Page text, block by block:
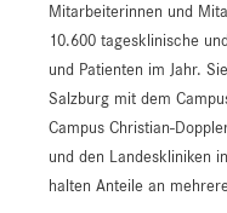
Mitarbeiterinnen und
10.600 tagesklinische
und Patienten im Jahr.
Salzburg mit dem
Campus Christian-
und den Landeskliniken
halten Anteile an